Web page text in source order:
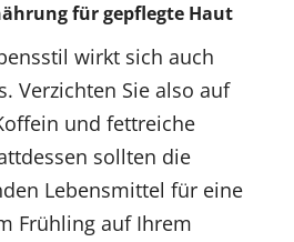
für gepflegte Haut
wirkt sich auch
Verzichten Sie also auf
und fettreiche
sollten die
Lebensmittel für eine
Frühling auf Ihrem